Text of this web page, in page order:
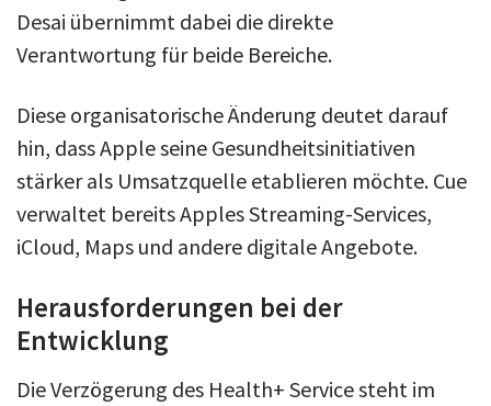
Desai übernimmt dabei die direkte
Verantwortung für beide Bereiche.
Diese organisatorische Änderung deutet darauf
hin, dass Apple seine Gesundheitsinitiativen
stärker als Umsatzquelle etablieren möchte. Cue
verwaltet bereits Apples Streaming-Services,
iCloud, Maps und andere digitale Angebote.
Herausforderungen bei der
Entwicklung
Die Verzögerung des Health+ Service steht im